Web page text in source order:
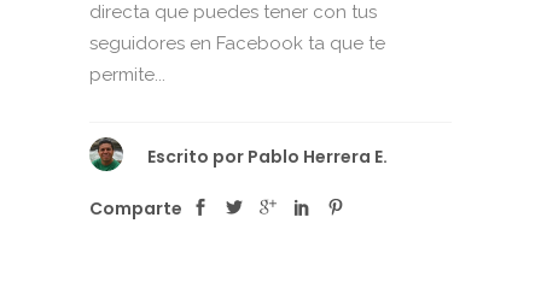
directa que puedes tener con tus
seguidores en Facebook ta que te
permite...
Escrito por Pablo Herrera E.
Comparte